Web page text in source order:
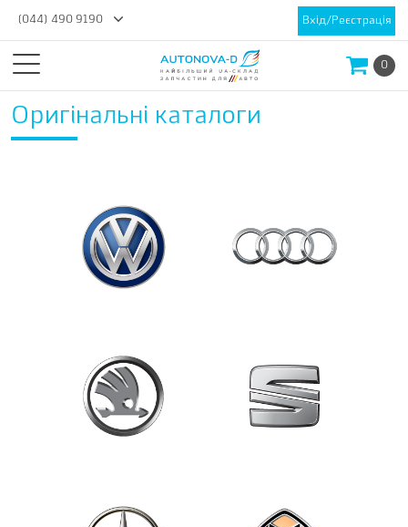
(044) 490 9190 Вхід/Реєстрація
0
Оригінальні каталоги